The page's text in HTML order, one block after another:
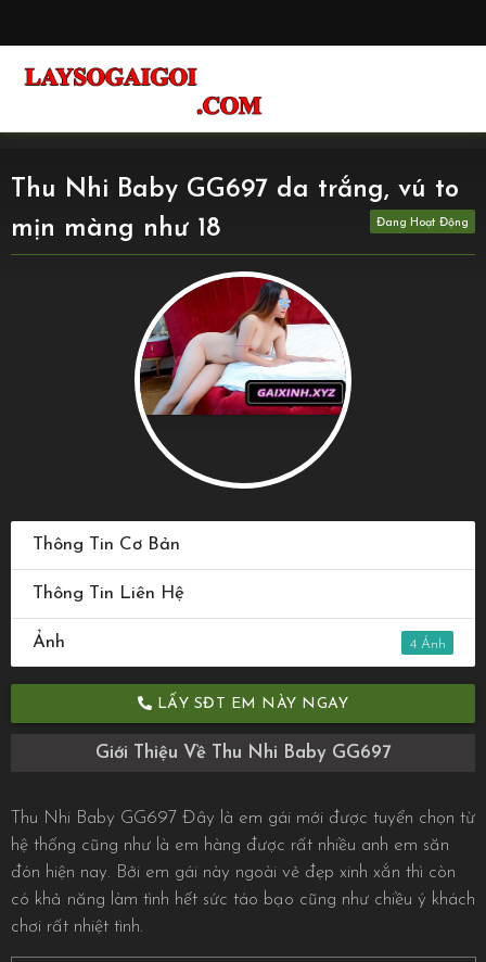
Thu Nhi Baby GG697 da trắng, vú to
mịn màng như 18
Thông Tin Cơ Bản
Thông Tin Liên Hệ
4
Ảnh
LẤY SĐT EM NÀY NGAY
Giới Thiệu Về Thu Nhi Baby GG697
Thu Nhi Baby GG697 Đây là em gái mới được tuyển chọn từ
hệ thống cũng như là em hàng được rất nhiều anh em săn
đón hiện nay. Bởi em gái này ngoài vẻ đẹp xinh xắn thì còn
có khả năng làm tình hết sức táo bạo cũng như chiều ý khách
chơi rất nhiệt tình.